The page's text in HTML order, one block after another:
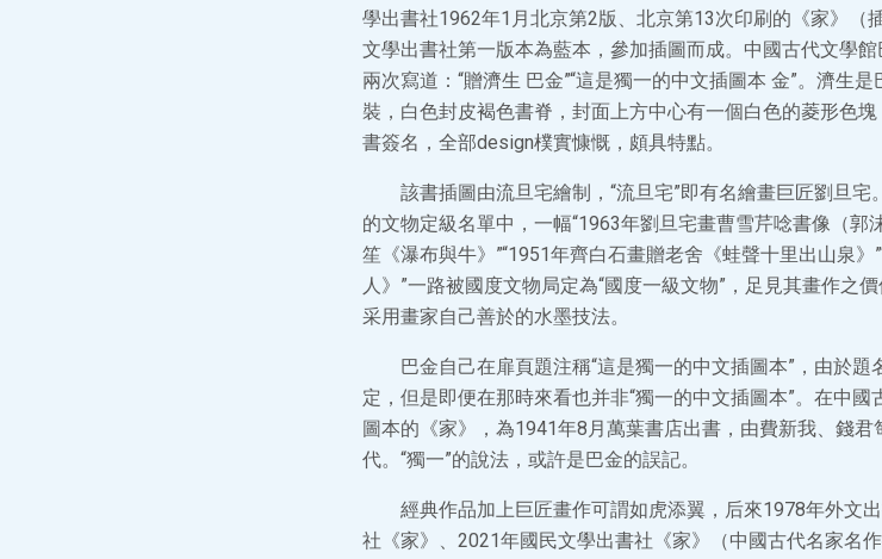
學出書社1962年1月北京第2版、北京第13次印刷的《家》（
文學出書社第一版本為藍本，參加插圖而成。中國古代文學
兩次寫道：“贈濟生 巴金”“這是獨一的中文插圖本 金”。濟生
裝，白色封皮褐色書脊，封面上方中心有一個白色的菱形色
書簽名，全部design樸實慷慨，頗具特點。
該書插圖由流旦宅繪制，“流旦宅”即有名繪畫巨匠劉旦
的文物定級名單中，一幅“1963年劉旦宅畫曹雪芹唸書像（郭
笙《瀑布與牛》”“1951年齊白石畫贈老舍《蛙聲十里出山泉
人》”一路被國度文物局定為“國度一級文物”，足見其畫作之
采用畫家自己善於的水墨技法。
巴金自己在扉頁題注稱“這是獨一的中文插圖本”，由於
定，但是即便在那時來看也并非“獨一的中文插圖本”。在中
圖本的《家》，為1941年8月萬葉書店出書，由費新我、錢君
代。“獨一”的說法，或許是巴金的誤記。
經典作品加上巨匠畫作可謂如虎添翼，后來1978年外文
社《家》、2021年國民文學出書社《家》（中國古代名家名